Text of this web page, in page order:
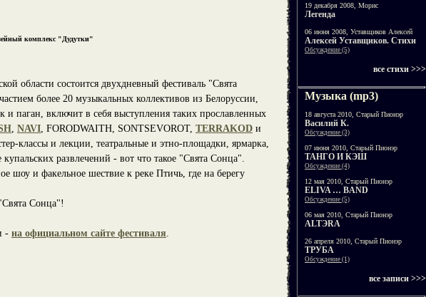
комплекс "Дудутки"
области состоится двухдневный фестиваль "Свята
более 20 музыкальных коллективов из Белоруссии,
паган, включит в себя выступления таких прославленных
, NAVI, FORODWAITH, SONTSEVOROT, TERRAKOD и
классы и лекции, театральные и этно-площадки, ярмарка,
развлечений - вот что такое "Свята Сонца".
шоу и факельное шествие к реке Птичь, где на берегу
Сонца"!
- на официальном сайте фестиваля.
19 декабря 2008, Морис
Легенда
06 июня 2008, Уставщиков Алексей
Алексей Уставщиков. Стихи
Обсуждение (5)
все стихи >>>
Музыка (mp3)
18 августа 2010, Старый Пионэр
Василий К.
Обсуждение (3)
07 июня 2010, Старый Пионэр
ТАНГО И КЭШ
Обсуждение (4)
12 мая 2010, Старый Пионэр
ELIVA … BAND
Обсуждение (5)
06 мая 2010, Старый Пионэр
ALTЭRA
26 апреля 2010, Старый Пионэр
ТРУБА
Обсуждение (1)
все записи >>>